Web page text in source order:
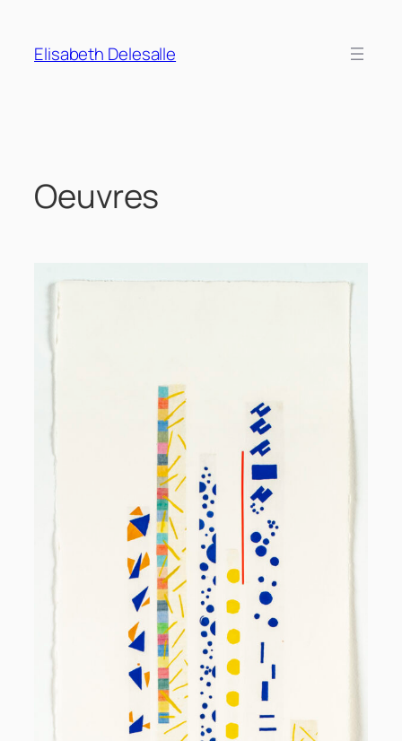
contenu
Elisabeth Delesalle
Oeuvres